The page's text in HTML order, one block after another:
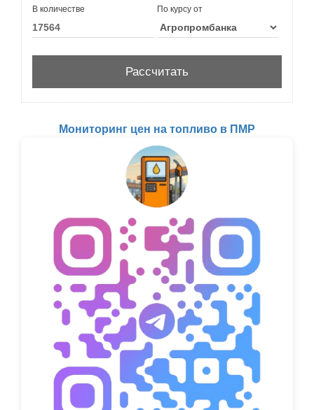
В количестве По курсу от
Мониторинг цен на топливо в ПМР